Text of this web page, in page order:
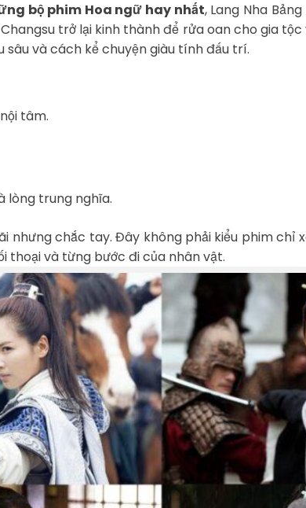
bộ phim Hoa ngữ hay nhất, Lang Nha
trở lại kinh thành để rửa oan cho gia
và cách kể chuyện giàu tính đấu trí.
tâm.
lòng trung nghĩa.
nhưng chắc tay. Đây không phải kiểu phim
thoại và từng bước đi của nhân vật.